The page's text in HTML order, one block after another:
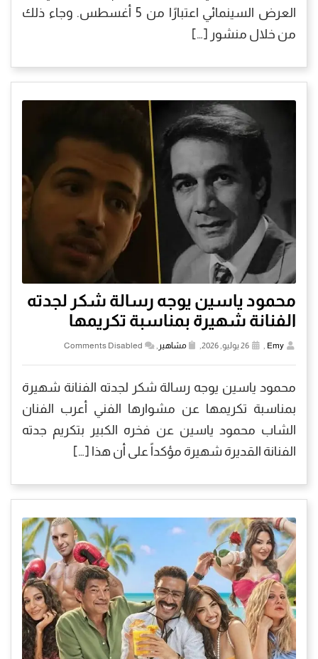
العرض السينمائي اعتبارًا من 5 أغسطس. وجاء ذلك
من خلال منشور […]
محمود ياسين يوجه رسالة شكر لجدته
الفنانة شهيرة بمناسبة تكريمها
Emy مشاهير Comments Disabled
محمود ياسين يوجه رسالة شكر لجدته الفنانة شهيرة
بمناسبة تكريمها عن مشوارها الفني أعرب الفنان
الشاب محمود ياسين عن فخره الكبير بتكريم جدته
الفنانة القديرة شهيرة مؤكداً على أن هذا […]